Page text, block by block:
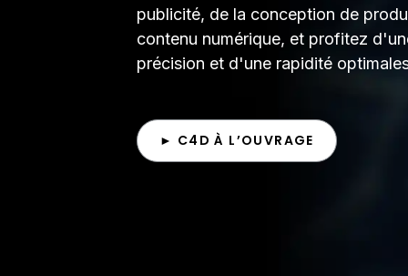
publicité, de la conception de
contenu numérique, et profitez
précision et d'une rapidité
► C4D À L’OUVRAGE